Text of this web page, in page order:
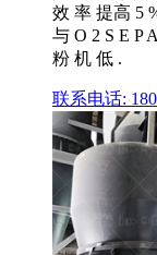
效 率 提高 5
与 O 2 S E P
粉 机 低 .
联系电话: 180